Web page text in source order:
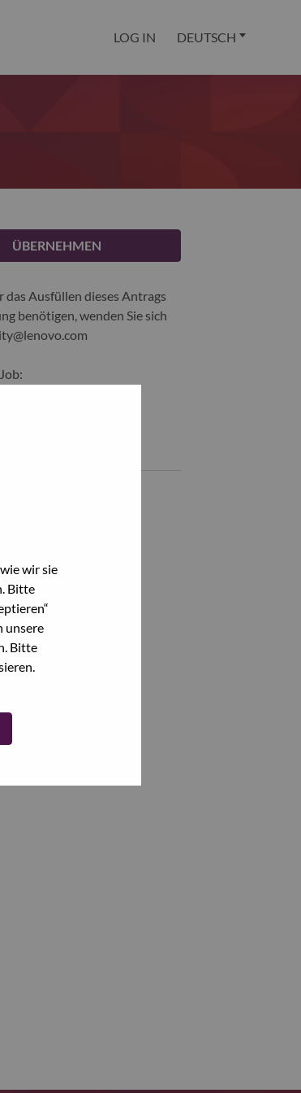
wir sie
Bitte
unsere
Bitte
LOG IN DEUTSCH
ÜBERNEHMEN
das Ausfüllen dieses Antrags
benötigen, wenden Sie sich